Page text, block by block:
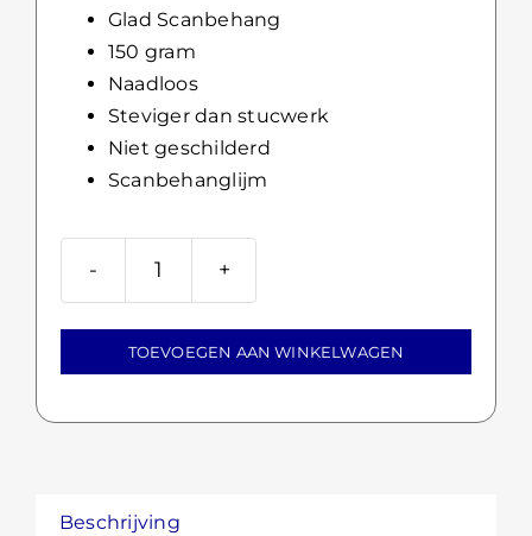
Glad Scanbehang
150 gram
Naadloos
Steviger dan stucwerk
Niet geschilderd
Scanbehanglijm
aantal
TOEVOEGEN AAN WINKELWAGEN
Beschrijving